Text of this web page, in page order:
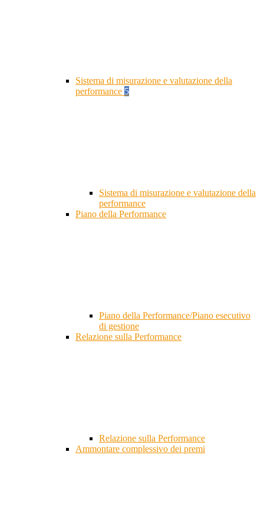
Sistema di misurazione e valutazione della
performance 5
Sistema di misurazione e valutazione della
performance
Piano della Performance
Piano della Performance/Piano esecutivo
di gestione
Relazione sulla Performance
Relazione sulla Performance
Ammontare complessivo dei premi